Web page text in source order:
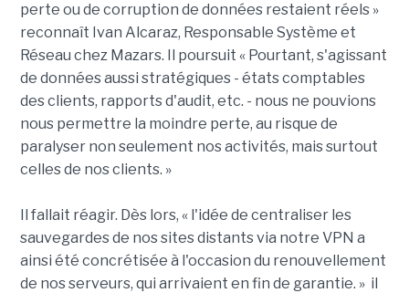
perte ou de corruption de données restaient réels »
reconnaît Ivan Alcaraz, Responsable Système et
Réseau chez Mazars. Il poursuit « Pourtant, s'agissant
de données aussi stratégiques - états comptables
des clients, rapports d'audit, etc. - nous ne pouvions
nous permettre la moindre perte, au risque de
paralyser non seulement nos activités, mais surtout
celles de nos clients. »
Il fallait réagir. Dès lors, « l'idée de centraliser les
sauvegardes de nos sites distants via notre VPN a
ainsi été concrétisée à l'occasion du renouvellement
de nos serveurs, qui arrivaient en fin de garantie. » il